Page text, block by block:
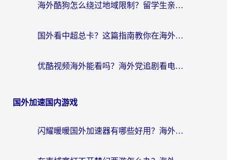
海外酷狗怎么绕过地域限制？留学生亲测有效的回国加速器选择指南
国外看中超总卡？这篇指南教你在海外流畅看体育赛事+中文解说（附避坑技巧）
优酷视频海外能看吗？海外党追剧看电影的终极解决方案来了
国外加速国内游戏
闪耀暖暖国外加速器有哪些好用？海外党亲测的国服游戏加速终极指南